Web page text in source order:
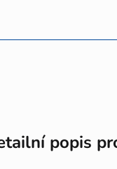
popis